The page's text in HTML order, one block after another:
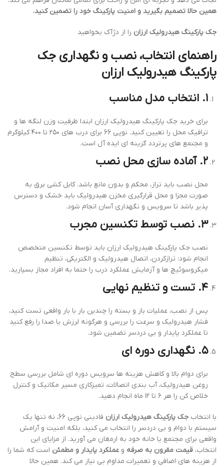
همین حالا تصمیم بگیرید و امنیت پارکینگ خود را تضمین کنید.
جک پارکینگ هیدرولیک ارزان را از دژآک بخواهید
راهنمای انتخاب، نصب و نگهداری جک
پارکینگ هیدرولیک ارزان
۱. انتخاب مدل مناسب
برای خرید جک پارکینگ هیدرولیک ارزان ابتدا ظرفیت وزن لنگه ها و
ترافیک محل را تعیین کنید. نوپی 66 برای درب های ۲۵۰ تا ۴۰۰ کیلوگرم
و مجتمع های پرتردد گزینه ای ایده آل است.
۲. آماده سازی محل نصب
محل نصب باید تراز، محکم و بدون مانع باشد. کابل کشی برق به
صورت مجزا و محل قرارگیری مخزن هیدرولیک باید خشک و دسترس
پذیر باشد تا سرویس و نگهداری آسان انجام شود.
۳. نصب توسط تکنسین مجرب
نصب جک پارکینگ هیدرولیک ارزان باید توسط تکنسین متخصص
انجام شود: ترازکردن، اتصال هیدرولیک و الکتریکی، تنظیم
میکروسوئیچ ها و آزمایش عملکرد درب را حتما به افراد مجاز بسپارید.
۴. تست و تنظیم نهایی
پس از نصب، عملیات باز و بسته را چندین بار با بار واقعی تست کنید،
فشار هیدرولیک و سرعت را بررسی و هرگونه لرزش یا صدا را رفع کنید
تا عملکرد پایدار و بی دردسر تضمین شود.
۵. نگهداری دوره ای
برای دوام بالا و کاهش هزینه ها سرویس دوره ای شامل بررسی سطح
روغن هیدرولیک، آب بندی اتصالات، تمیزکاری مسیر مکانیک و کنترل
خلاص کن را هر ۶ تا ۱۲ ماه انجام دهید.
با انتخاب جک پارکینگ هیدرولیک ارزان
فادینی نوپی 66، نه تنها یک
سیستم با دوام و بی دردسر را انتخاب می کنید، بلکه امنیت و آرامش
واقعی برای مجتمع یا خانه خود به ارمغان می آورید. از مزایای این
انتخاب، قیمت مقرون به صرفه و عملکرد پایدار و مطمئن است که شما را
از هزینه های اضافی و تعمیرات مداوم بی نیاز می کند. همین حالا